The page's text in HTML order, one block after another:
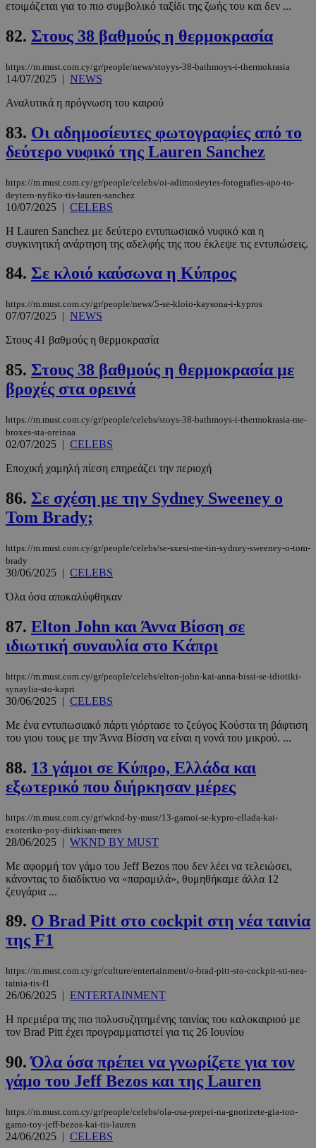
ετοιμάζεται για το πιο συμβολικό ταξίδι της ζωής του και δεν ...
82. Στους 38 βαθμούς η θερμοκρασία
https://m.must.com.cy/gr/people/news/stoyys-38-bathmoys-i-thermokrasia
14/07/2025 | NEWS
Αναλυτικά η πρόγνωση του καιρού
83. Οι αδημοσίευτες φωτογραφίες από το
δεύτερο νυφικό της Lauren Sanchez
https://m.must.com.cy/gr/people/celebs/oi-adimosieytes-fotografies-apo-to-
deytero-nyfiko-tis-lauren-sanchez
10/07/2025 | CELEBS
Η Lauren Sanchez με δεύτερο εντυπωσιακό νυφικό και η
συγκινητική ανάρτηση της αδελφής της που έκλεψε τις εντυπώσεις.
84. Σε κλοιό καύσωνα η Κύπρος
https://m.must.com.cy/gr/people/news/5-se-kloio-kaysona-i-kypros
07/07/2025 | NEWS
Στους 41 βαθμούς η θερμοκρασία
85. Στους 38 βαθμούς η θερμοκρασία με
βροχές στα ορεινά
https://m.must.com.cy/gr/people/celebs/stoys-38-bathmoys-i-thermokrasia-me-
broxes-sta-oreinaa
02/07/2025 | CELEBS
Εποχική χαμηλή πίεση επηρεάζει την περιοχή
86. Σε σχέση με την Sydney Sweeney ο
Tom Brady;
https://m.must.com.cy/gr/people/celebs/se-sxesi-me-tin-sydney-sweeney-o-tom-
brady
30/06/2025 | CELEBS
Όλα όσα αποκαλύφθηκαν
87. Elton John και Άννα Βίσση σε
ιδιωτική συναυλία στο Κάπρι
https://m.must.com.cy/gr/people/celebs/elton-john-kai-anna-bissi-se-idiotiki-
synaylia-sto-kapri
30/06/2025 | CELEBS
Με ένα εντυπωσιακό πάρτι γιόρτασε το ζεύγος Κούστα τη βάφτιση
του γιου τους με την Άννα Βίσση να είναι η νονά του μικρού. ...
88. 13 γάμοι σε Κύπρο, Ελλάδα και
εξωτερικό που διήρκησαν μέρες
https://m.must.com.cy/gr/wknd-by-must/13-gamoi-se-kypro-ellada-kai-
exoteriko-poy-diirkisan-meres
28/06/2025 | WKND BY MUST
Με αφορμή τον γάμο του Jeff Bezos που δεν λέει να τελειώσει,
κάνοντας το διαδίκτυο να «παραμιλά», θυμηθήκαμε άλλα 12
ζευγάρια ...
89. Ο Brad Pitt στο cockpit στη νέα ταινία
της F1
https://m.must.com.cy/gr/culture/entertainment/o-brad-pitt-sto-cockpit-sti-nea-
tainia-tis-f1
26/06/2025 | ENTERTAINMENT
Η πρεμιέρα της πιο πολυσυζητημένης ταινίας του καλοκαιριού με
τον Brad Pitt έχει προγραμματιστεί για τις 26 Ιουνίου
90.Όλα όσα πρέπει να γνωρίζετε για τον
γάμο του Jeff Bezos και της Lauren
https://m.must.com.cy/gr/people/celebs/ola-osa-prepei-na-gnorizete-gia-ton-
gamo-toy-jeff-bezos-kai-tis-lauren
24/06/2025 | CELEBS
__cf_bm
LangCookie www.must.com.cy
1
CookieScriptConsent
_scc_session
.entelia-
adserver.com